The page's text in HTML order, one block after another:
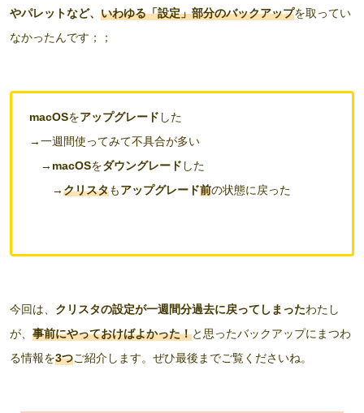
やパレットなど、 いわゆる「設定」部分のバックアップを取ってい
なかったんです；；
macOSをアップグレード した
→一週間使ってみて不具合が多い
→ macOSをダウングレード した
→クリスタもアップグレード前の状態に戻った
今回は、 クリスタの設定が一週間分過去に戻ってしまったわたし
が、 事前にやっておけばよかった！と思ったバックアップにまつわ
る情報を3つご紹介します。ぜひ最後までご覧くださいね。